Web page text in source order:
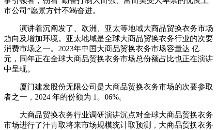
市公司”愿景方针不竭奋进。
演讲着沉阐发了、欧洲、亚太等地域大商品贸换衣务市场
趋向及增加环境。亚太地域是全球大商品贸换衣务行业的次要
消费市场之一。2023年中国大商品贸换衣务市场容量达 亿
元，同年正在全球大商品贸换衣务市场总份额占比也正在演讲
中呈现。
厦门建发股份无限公司是大商品贸换衣务市场的次要参取
者之一，2024 年的份额为 1。06%。
大商品贸换衣务行业调研演讲沉点对全球大商品贸换衣务
市场进行了汗青取将来市场规模统计取预测，大商品贸换衣务